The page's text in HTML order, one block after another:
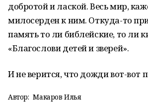
добротой и лаской. Весь мир,
милосерден к ним. Откуда-то
память то ли библейские, то ли
«Благослови детей и зверей».
И не верится, что дожди вот-вот
Автор: Макаров Илья